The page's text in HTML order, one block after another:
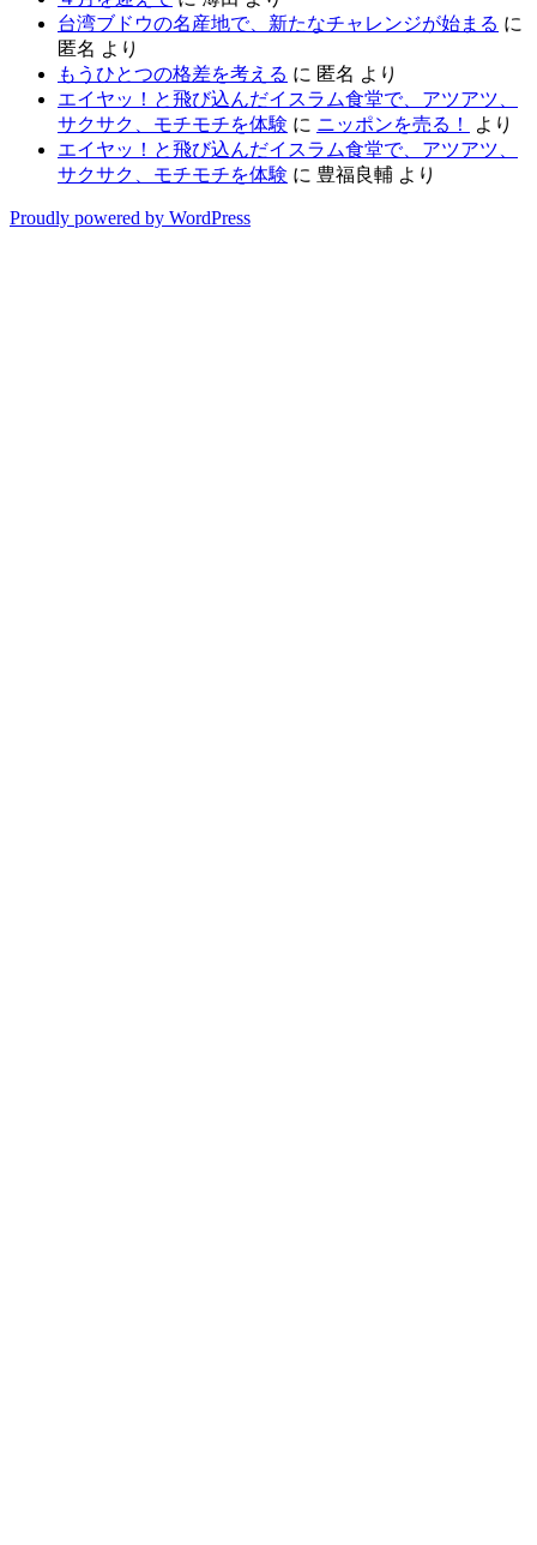
台湾ブドウの名産地で、新たなチャレンジが始まる に
匿名 より
もうひとつの格差を考える に 匿名 より
エイヤッ！と飛び込んだイスラム食堂で、アツアツ、
サクサク、モチモチを体験 に ニッポンを売る！
より
エイヤッ！と飛び込んだイスラム食堂で、アツアツ、
サクサク、モチモチを体験 に 豊福良輔 より
Proudly powered by WordPress